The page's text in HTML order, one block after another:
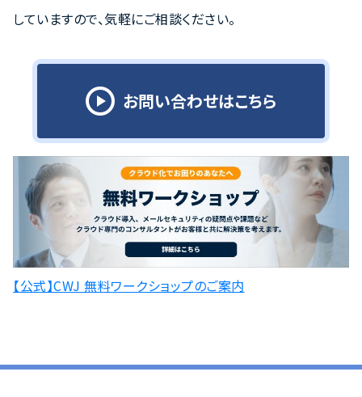
していますので、気軽にご相談ください。
お問い合わせはこちら
【公式】CWJ 無料ワークショップのご案内